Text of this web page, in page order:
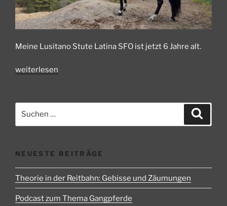
Meine Lusitano Stute Latina SFO ist jetzt 6 Jahre alt.
„Einblick
Ausbildung
meines
weiterlesen
nach:
NEUESTE BEITRÄGE
Theorie in der Reitbahn: Gebisse und Zäumungen
Podcast zum Thema Gangpferde